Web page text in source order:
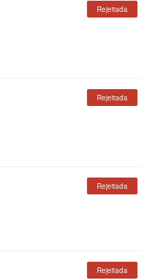
Rejeitada
Rejeitada
Rejeitada
Rejeitada